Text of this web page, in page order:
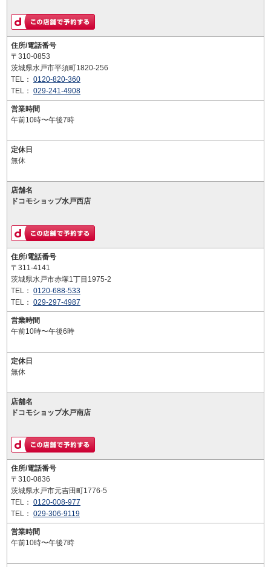
住所/電話番号
〒310-0853
茨城県水戸市平須町1820-256
TEL： 0120-820-360
TEL： 029-241-4908
営業時間
午前10時〜午後7時
定休日
無休
店舗名
ドコモショップ水戸西店
住所/電話番号
〒311-4141
茨城県水戸市赤塚1丁目1975-2
TEL： 0120-688-533
TEL： 029-297-4987
営業時間
午前10時〜午後6時
定休日
無休
店舗名
ドコモショップ水戸南店
住所/電話番号
〒310-0836
茨城県水戸市元吉田町1776-5
TEL： 0120-008-977
TEL： 029-306-9119
営業時間
午前10時〜午後7時